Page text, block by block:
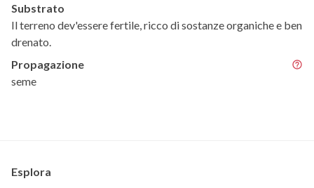
Substrato
Il terreno dev'essere fertile, ricco di sostanze organiche e ben
drenato.
Propagazione
seme
Esplora